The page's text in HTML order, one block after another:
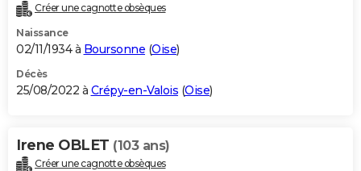
Créer une cagnotte obsèques
Naissance
02/11/1934 à Boursonne (Oise)
Décès
25/08/2022 à Crépy-en-Valois (Oise)
Irene OBLET (103 ans)
Créer une cagnotte obsèques